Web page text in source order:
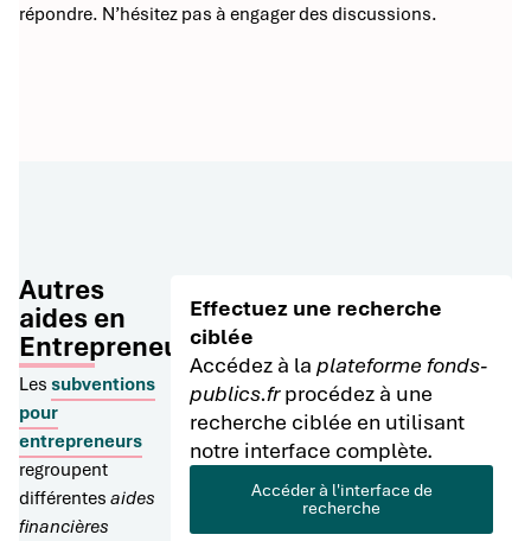
répondre. N’hésitez pas à engager des discussions.
Autres
aides en
Entrepreneuriat
Les subventions
pour
entrepreneurs
regroupent
différentes aides
financières
Effectuez une recherche
ciblée
Accédez à laplateforme fonds-
publics.frprocédez à une
recherche ciblée en utilisant
notre interface complète.
Accéder à l'interface de
recherche